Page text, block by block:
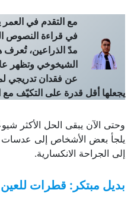
مع التقدم في
في قراءة النصوص
مدّ الذراعين، تُعرف
الشيخوخي وتظهر
عن فقدان تدريجي
يجعلها أقل قدرة على التكيّف مع
وحتى الآن يبقى الحل الأكثر
يلجأ بعض الأشخاص إلى
إلى الجراحة الانكسارية.
بديل مبتكر: قطرات للعين